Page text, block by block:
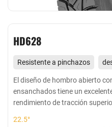
HD628
Resistente a pinchazos
Adecuado para todas las
pavimentadas de corta
El diseño de hombro abierto
ensanchados tiene un
rendimiento de tracción
22.5°